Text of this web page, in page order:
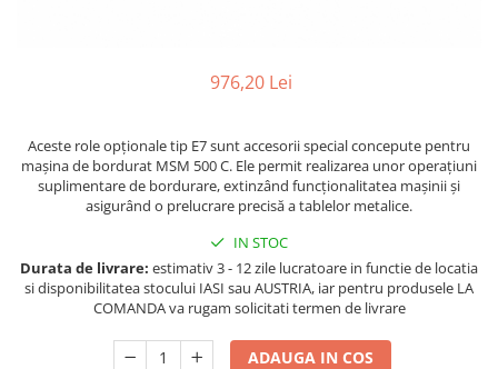
Strunguri cu surub de ghidare
Strunguri metal cu freza
Strunguri universale
Strunguri universale cu afisaj
variabila
Masini de gaurit
Masini de gaurit - Vario - cu masa
976,20 Lei
Aceste role opționale tip E7 sunt accesorii special concepute pentru
mașina de bordurat MSM 500 C. Ele permit realizarea unor operațiuni
suplimentare de bordurare, extinzând funcționalitatea mașinii și
asigurând o prelucrare precisă a tablelor metalice.
IN STOC
Durata de livrare: estimativ 3 - 12 zile lucratoare in functie de locatia
si disponibilitatea stocului IASI sau AUSTRIA, iar pentru produsele LA
COMANDA va rugam solicitati termen de livrare
ADAUGA IN COS